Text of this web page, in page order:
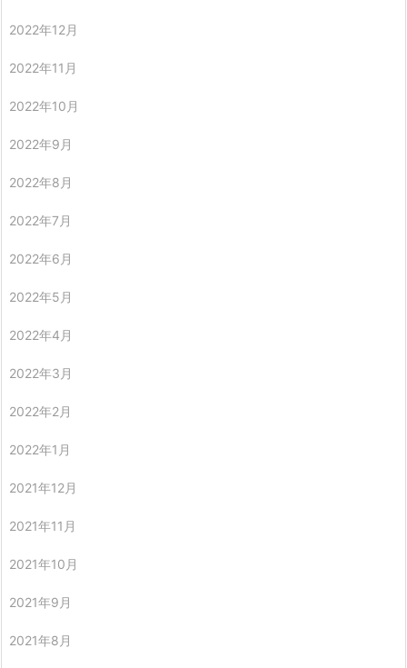
2022年12月
2022年11月
2022年10月
2022年9月
2022年8月
2022年7月
2022年6月
2022年5月
2022年4月
2022年3月
2022年2月
2022年1月
2021年12月
2021年11月
2021年10月
2021年9月
2021年8月